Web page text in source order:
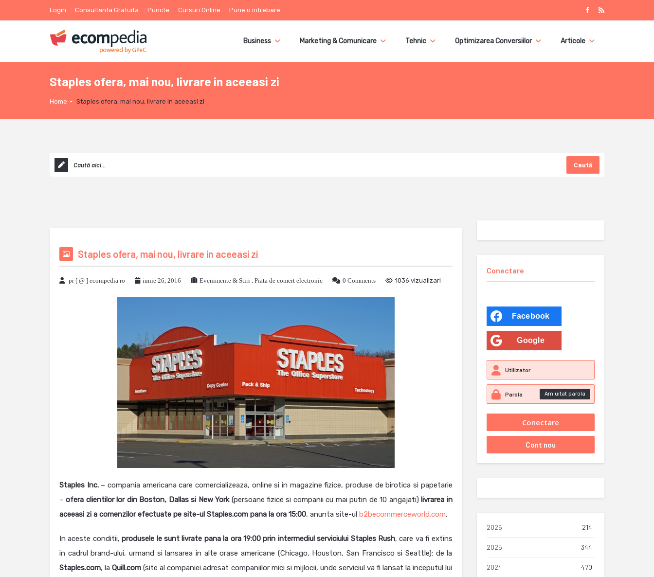
Login Consultanta Gratuita Puncte Cursuri Online Pune o întrebare
Business Marketing & Comunicare Tehnic Optimizarea Conversiilor Articole
Staples ofera, mai nou, livrare in aceeasi zi
Home - Staples ofera, mai nou, livrare in aceeasi zi
Caută
Staples ofera, mai nou, livrare in aceeasi zi
pr [ @ ] ecompedia ro iunie 26, 2016 Evenimente & Stiri , Piata de comert electronic 0 Comments 1036 vizualizari
Staples Inc.– compania americana care comercializeaza, online si in magazine fizice, produse de birotica si papetarie
– ofera clientilor lor din Boston, Dallas si New York(persoane fizice si companii cu mai putin de 10 angajati)livrarea in
aceeasi zi a comenzilor efectuate pe site-ul Staples.com pana la ora 15:00, anunta site-ul b2becommerceworld.com.
In aceste conditii, produsele le sunt livrate pana la ora 19:00 prin intermediul serviciului Staples Rush, care va fi extins
in cadrul brand-ului, urmand si lansarea in alte orase americane (Chicago, Houston, San Francisco si Seattle): de la
Staples.com, laQuill.com (site al companiei adresat companiilor mici si mijlocii, unde serviciul va fi lansat la inceputul lui
Conectare
Facebook
Google
Am uitat parola
2026 214
2025 344
2024 470